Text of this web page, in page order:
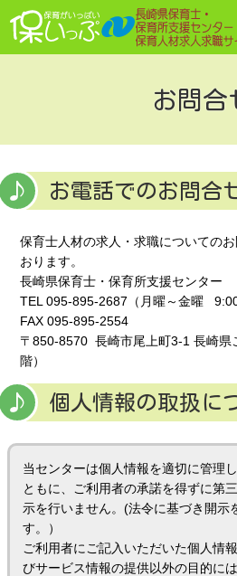
お問合
お電話でのお問合
保育士人材の求人・求職についての
おります。
長崎県保育士・保育所支援センター
TEL 095-895-2687（月曜～金曜 9:00
FAX 095-895-2554
〒850-8570 長崎市尾上町3-1 長崎県
階）
個人情報の取扱に
当センターは個人情報を適切に管理
ともに、ご利用者の承諾を得ずに第
示を行いません。(法令に基づき開示
す。）
ご利用者にご記入いただいた個人情
びサービス情報の提供以外の目的に